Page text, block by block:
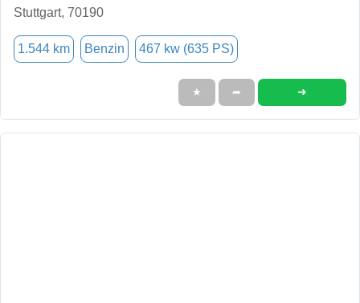
Stuttgart, 70190
1.544 km Benzin 467 kw (635 PS)
★ ➦ ➜